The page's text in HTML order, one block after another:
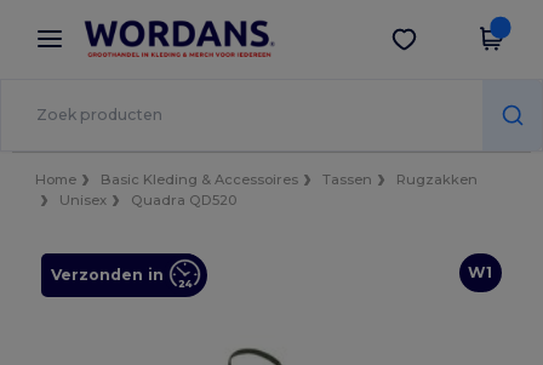
× Wordans-app
Betere prijzen in de app!
Download app
Home Basic Kleding & Accessoires Tassen
Rugzakken
Unisex
Quadra QD520
W1
Verzonden in